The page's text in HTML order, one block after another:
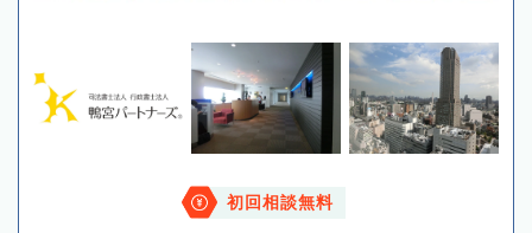
初回相談無料